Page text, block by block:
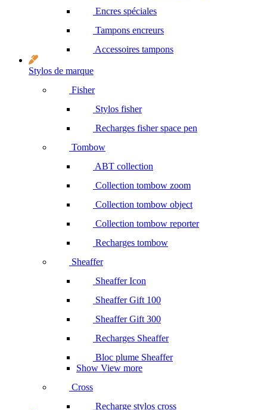
Encres spéciales
Tampons encreurs
Accessoires tampons
Stylos de marque
Fisher
Stylos fisher
Recharges fisher space pen
Tombow
ABT collection
Collection tombow zoom
Collection tombow object
Collection tombow reporter
Recharges tombow
Sheaffer
Sheaffer Icon
Sheaffer Gift 100
Sheaffer Gift 300
Recharges Sheaffer
Bloc plume Sheaffer
Show View more
Cross
Recharge stylos cross